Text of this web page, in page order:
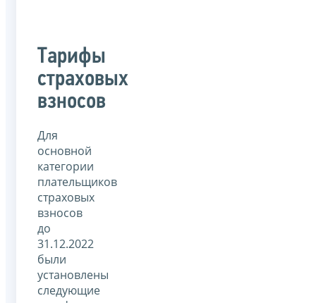
Тарифы
страховых
взносов
Для
основной
категории
плательщиков
страховых
взносов
до
31.12.2022
были
установлены
следующие